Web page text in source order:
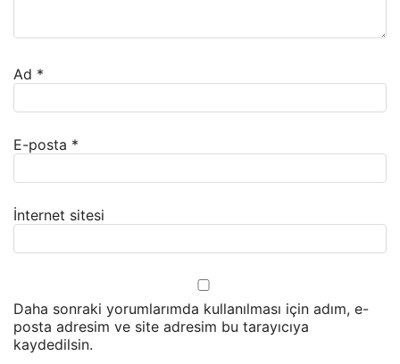
Ad *
E-posta *
İnternet sitesi
Daha sonraki yorumlarımda kullanılması için adım, e-
posta adresim ve site adresim bu tarayıcıya
kaydedilsin.